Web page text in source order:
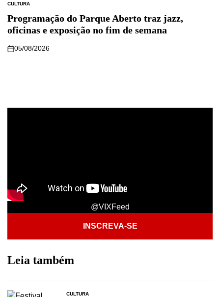
CULTURA
Programação do Parque Aberto traz jazz,
oficinas e exposição no fim de semana
05/08/2026
@VIXFeed
INSCREVA-SE
Leia também
CULTURA